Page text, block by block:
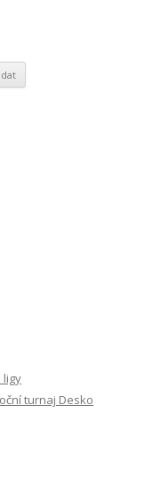
ligy
turnaj Desko